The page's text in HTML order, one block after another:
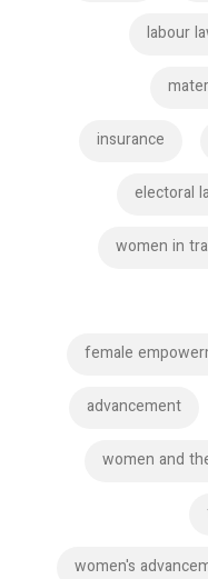
labour
insurance
electoral
women in
female
advancement
women and
women's